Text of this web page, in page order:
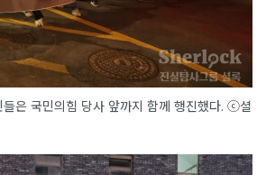
들은 국민의힘 당사 앞까지 함께 행진했다. ⓒ셜